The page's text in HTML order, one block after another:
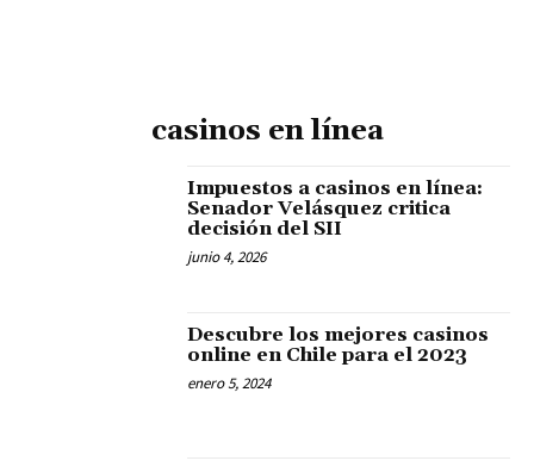
casinos en línea
Impuestos a casinos en línea:
Senador Velásquez critica
decisión del SII
junio 4, 2026
Descubre los mejores casinos
online en Chile para el 2023
enero 5, 2024